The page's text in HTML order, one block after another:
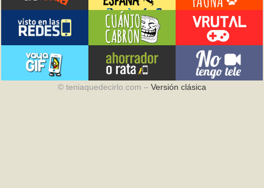
© teniaquedecirlo.com – Versión clásica